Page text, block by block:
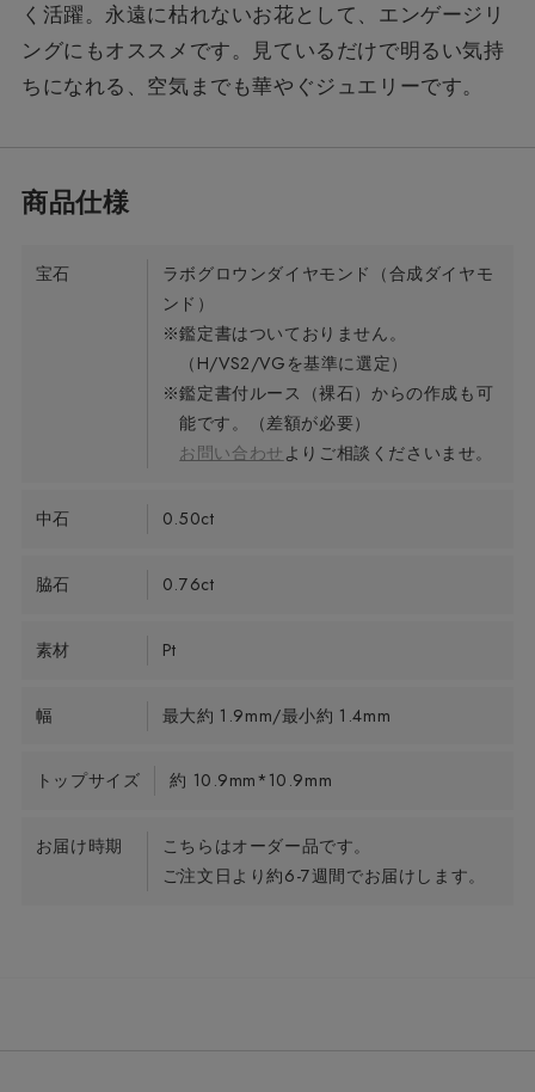
く活躍。永遠に枯れないお花として、エンゲージリ
ングにもオススメです。見ているだけで明るい気持
ちになれる、空気までも華やぐジュエリーです。
宝石
ラボグロウンダイヤモンド（合成ダイヤモ
ンド）
※鑑定書はついておりません。
（H/VS2/VGを基準に選定）
※鑑定書付ルース（裸石）からの作成も可
能です。（差額が必要）
お問い合わせ よりご相談くださいませ。
中石 0.50ct
脇石 0.76ct
素材 Pt
幅 最大約 1.9mm/最小約 1.4mm
トップサイズ 約 10.9mm*10.9mm
お届け時期
こちらはオーダー品です。
ご注文日より約6-7週間でお届けします。